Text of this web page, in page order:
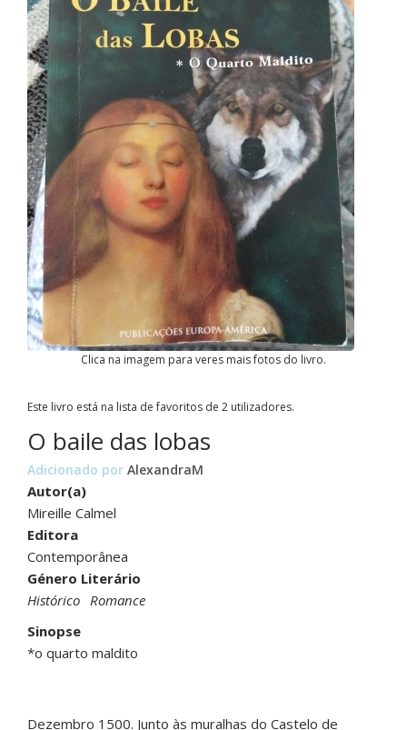
Clica na imagem para veres mais fotos do livro.
Este livro está na lista de favoritos de 2 utilizadores.
O baile das lobas
Adicionado por AlexandraM
Autor(a)
Mireille Calmel
Editora
Contemporânea
Género Literário
Histórico Romance
Sinopse
*o quarto maldito
Dezembro 1500. Junto às muralhas do Castelo de